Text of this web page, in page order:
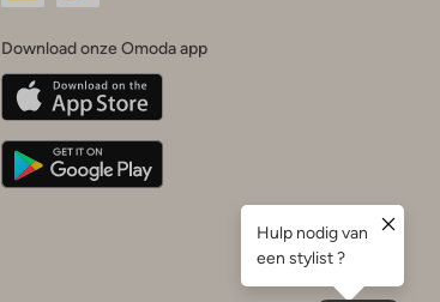
Download onze Omoda app